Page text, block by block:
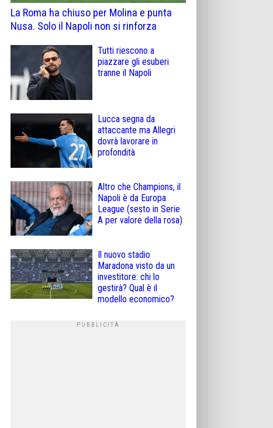
La Roma ha chiuso per Molina e punta
Nusa. Solo il Napoli non si rinforza
Tutti riescono a
piazzare gli esuberi
tranne il Napoli
Lucca segna da
attaccante ma Allegri
dovrà lavorare in
profondità
Altro che Champions, il
Napoli è da Europa
League (sesto in Serie
A per valore della rosa)
Il nuovo stadio
Maradona visto da un
investitore: chi lo
gestirà? Qual è il
modello economico?